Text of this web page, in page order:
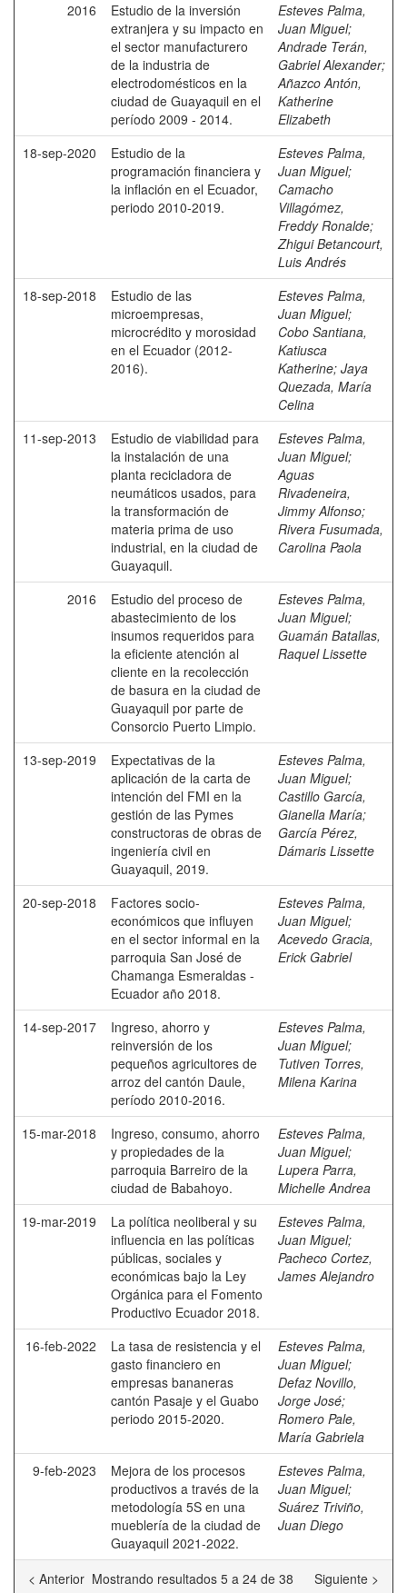
2016
Estudio de la inversión
extranjera y su impacto en
el sector manufacturero
de la industria de
electrodomésticos en la
ciudad de Guayaquil en el
período 2009 - 2014.
Esteves Palma,
Juan Miguel;
Andrade Terán,
Gabriel Alexander;
Añazco Antón,
Katherine
Elizabeth
18-sep-2020
Estudio de la
programación financiera y
la inflación en el Ecuador,
periodo 2010-2019.
Esteves Palma,
Juan Miguel;
Camacho
Villagómez,
Freddy Ronalde;
Zhigui Betancourt,
Luis Andrés
18-sep-2018
Estudio de las
microempresas,
microcrédito y morosidad
en el Ecuador (2012-
2016).
Esteves Palma,
Juan Miguel;
Cobo Santiana,
Katiusca
Katherine; Jaya
Quezada, María
Celina
11-sep-2013
Estudio de viabilidad para
la instalación de una
planta recicladora de
neumáticos usados, para
la transformación de
materia prima de uso
industrial, en la ciudad de
Guayaquil.
Esteves Palma,
Juan Miguel;
Aguas
Rivadeneira,
Jimmy Alfonso;
Rivera Fusumada,
Carolina Paola
2016
Estudio del proceso de
abastecimiento de los
insumos requeridos para
la eficiente atención al
cliente en la recolección
de basura en la ciudad de
Guayaquil por parte de
Consorcio Puerto Limpio.
Esteves Palma,
Juan Miguel;
Guamán Batallas,
Raquel Lissette
13-sep-2019
Expectativas de la
aplicación de la carta de
intención del FMI en la
gestión de las Pymes
constructoras de obras de
ingeniería civil en
Guayaquil, 2019.
Esteves Palma,
Juan Miguel;
Castillo García,
Gianella María;
García Pérez,
Dámaris Lissette
20-sep-2018
Factores socio-
económicos que influyen
en el sector informal en la
parroquia San José de
Chamanga Esmeraldas -
Ecuador año 2018.
Esteves Palma,
Juan Miguel;
Acevedo Gracia,
Erick Gabriel
14-sep-2017
Ingreso, ahorro y
reinversión de los
pequeños agricultores de
arroz del cantón Daule,
período 2010-2016.
Esteves Palma,
Juan Miguel;
Tutiven Torres,
Milena Karina
15-mar-2018
Ingreso, consumo, ahorro
y propiedades de la
parroquia Barreiro de la
ciudad de Babahoyo.
Esteves Palma,
Juan Miguel;
Lupera Parra,
Michelle Andrea
19-mar-2019
La política neoliberal y su
influencia en las políticas
públicas, sociales y
económicas bajo la Ley
Orgánica para el Fomento
Productivo Ecuador 2018.
Esteves Palma,
Juan Miguel;
Pacheco Cortez,
James Alejandro
16-feb-2022
La tasa de resistencia y el
gasto financiero en
empresas bananeras
cantón Pasaje y el Guabo
periodo 2015-2020.
Esteves Palma,
Juan Miguel;
Defaz Novillo,
Jorge José;
Romero Pale,
María Gabriela
9-feb-2023
Mejora de los procesos
productivos a través de la
metodología 5S en una
mueblería de la ciudad de
Guayaquil 2021-2022.
Esteves Palma,
Juan Miguel;
Suárez Triviño,
Juan Diego
Mostrando resultados 5 a 24 de 38
< Anterior Siguiente >